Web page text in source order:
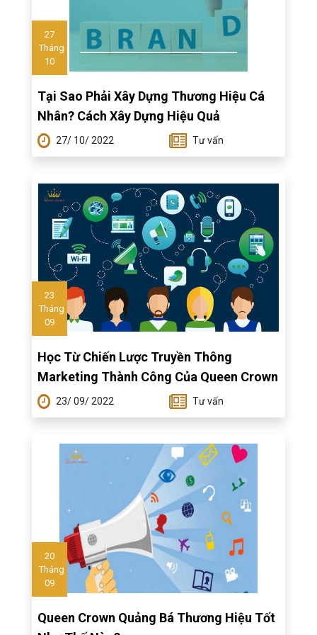
27
Tháng
10
Tại Sao Phải Xây Dựng Thương Hiệu Cá
Nhân? Cách Xây Dựng Hiệu Quả
27/ 10/ 2022 Tư vấn
23
Tháng
09
Học Từ Chiến Lược Truyền Thông
Marketing Thành Công Của Queen Crown
23/ 09/ 2022 Tư vấn
20
Tháng
09
Queen Crown Quảng Bá Thương Hiệu Tốt